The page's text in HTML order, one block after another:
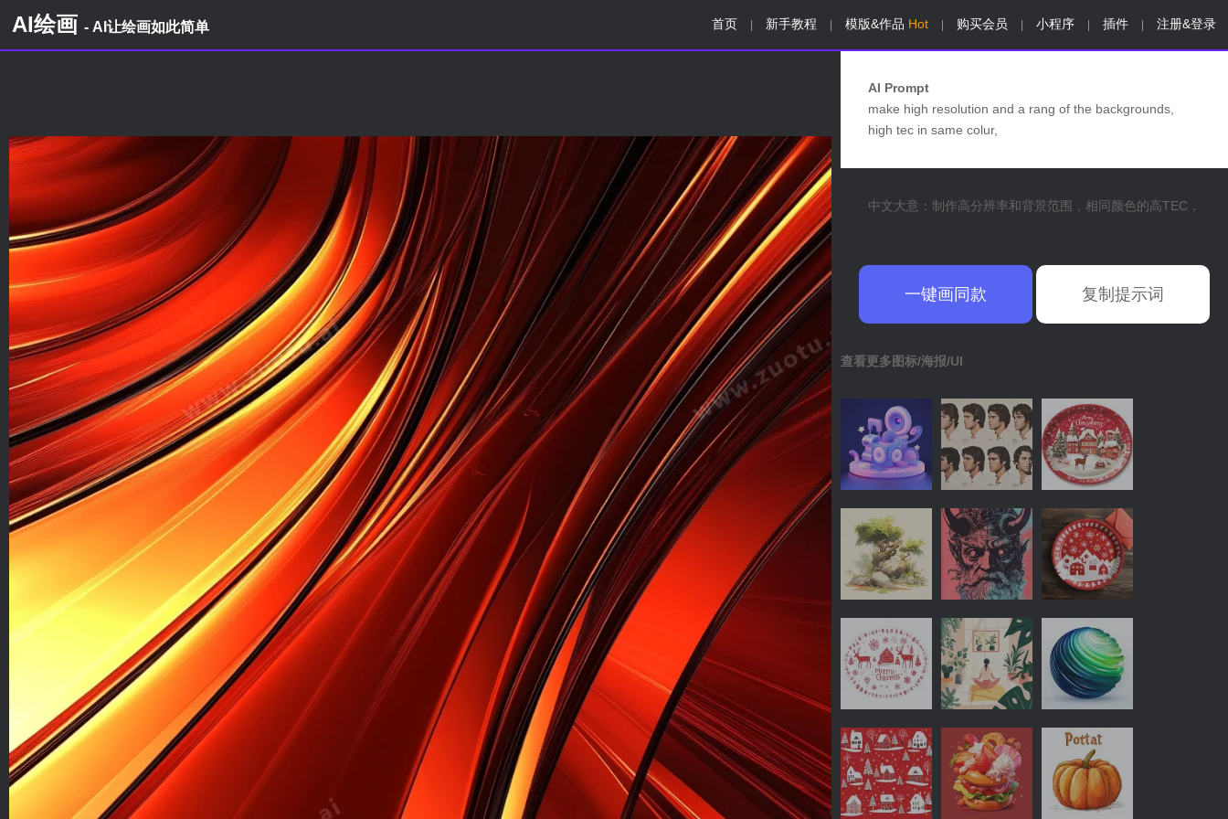
AI绘画 - AI让绘画如此简单 首页 新手教程 模版&作品 Hot 购买会员 小程序 插件 注册&登录
AI Prompt
make high resolution and a rang of the backgrounds,
high tec in same colur,
中文大意：制作高分辨率和背景范围，相同颜色的高TEC，
一键画同款 复制提示词
查看更多图标/海报/UI